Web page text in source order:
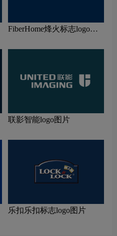
FiberHome烽火标志logo图
联影智能logo图片
乐扣乐扣标志logo图片